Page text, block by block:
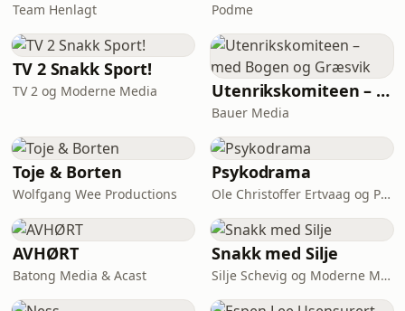
Team Henlagt Podme
TV 2 Snakk Sport!
TV 2 og Moderne Media Utenrikskomiteen – med Bogen og Græsvik
Bauer Media
Toje & Borten
Wolfgang Wee Productions
Psykodrama
Ole Christoffer Ertvaag og Per Kjerstad & Acast
AVHØRT
Batong Media & Acast
Snakk med Silje
Silje Schevig og Moderne Media